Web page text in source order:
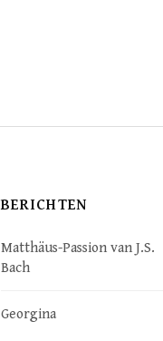
BERICHTEN
Matthäus-Passion van J.S.
Bach
Georgina